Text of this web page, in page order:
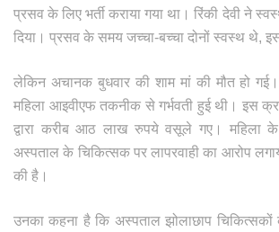
प्रसव के लिए भर्ती कराया गया था। रिंकी देवी ने
दिया। प्रसव के समय जच्चा-बच्चा दोनों स्वस्थ थे,
लेकिन अचानक बुधवार की शाम मां की मौत हो
महिला आइवीएफ तकनीक से गर्भवती हुई थी। इस
द्वारा करीब आठ लाख रुपये वसूले गए। महिला
अस्पताल के चिकित्सक पर लापरवाही का आरोप
की है।
उनका कहना है कि अस्पताल झोलाछाप